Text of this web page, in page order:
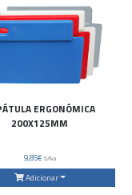
ERGONÓMICA
200X125MM
9,85€ S/Iva
Adicionar